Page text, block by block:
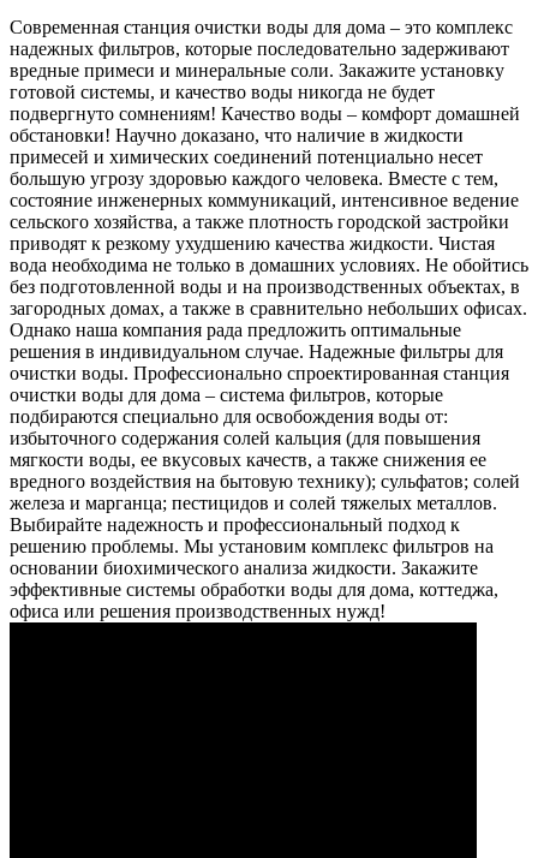
Современная станция очистки воды для дома – это комплекс
надежных фильтров, которые последовательно задерживают
вредные примеси и минеральные соли. Закажите установку
готовой системы, и качество воды никогда не будет
подвергнуто сомнениям! Качество воды – комфорт домашней
обстановки! Научно доказано, что наличие в жидкости
примесей и химических соединений потенциально несет
большую угрозу здоровью каждого человека. Вместе с тем,
состояние инженерных коммуникаций, интенсивное ведение
сельского хозяйства, а также плотность городской застройки
приводят к резкому ухудшению качества жидкости. Чистая
вода необходима не только в домашних условиях. Не обойтись
без подготовленной воды и на производственных объектах, в
загородных домах, а также в сравнительно небольших офисах.
Однако наша компания рада предложить оптимальные
решения в индивидуальном случае. Надежные фильтры для
очистки воды. Профессионально спроектированная станция
очистки воды для дома – система фильтров, которые
подбираются специально для освобождения воды от:
избыточного содержания солей кальция (для повышения
мягкости воды, ее вкусовых качеств, а также снижения ее
вредного воздействия на бытовую технику); сульфатов; солей
железа и марганца; пестицидов и солей тяжелых металлов.
Выбирайте надежность и профессиональный подход к
решению проблемы. Мы установим комплекс фильтров на
основании биохимического анализа жидкости. Закажите
эффективные системы обработки воды для дома, коттеджа,
офиса или решения производственных нужд!